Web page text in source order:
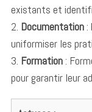
existants et
2. Documentation:
uniformiser les
3. Formation:
pour garantir leur
S
e
r
c
h